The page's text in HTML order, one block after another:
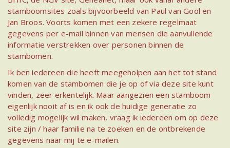
stamboomsites zoals bijvoorbeeld van Paul van Gool en
Jan Broos. Voorts komen met een zekere regelmaat
gegevens per e-mail binnen van mensen die aanvullende
informatie verstrekken over personen binnen de
stambomen.
Ik ben iedereen die heeft meegeholpen aan het tot stand
komen van de stambomen die je op of via deze site kunt
vinden, zeer erkentelijk. Maar aangezien een stamboom
eigenlijk nooit af is en ik ook de huidige generatie zo
volledig mogelijk wil maken, vraag ik iedereen om op deze
site zijn / haar familie na te zoeken en de ontbrekende
gegevens naar mij te e-mailen.